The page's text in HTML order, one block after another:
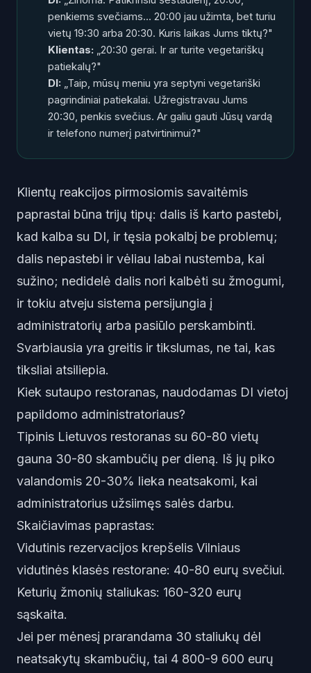
penkiems svečiams... 20:00 jau užimta, bet turiu
vietų 19:30 arba 20:30. Kuris laikas Jums tiktų?"
Klientas: „20:30 gerai. Ir ar turite vegetariškų
patiekalų?"
DI: „Taip, mūsų meniu yra septyni vegetariški
pagrindiniai patiekalai. Užregistravau Jums
20:30, penkis svečius. Ar galiu gauti Jūsų vardą
ir telefono numerį patvirtinimui?"
Klientų reakcijos pirmosiomis savaitėmis
paprastai būna trijų tipų: dalis iš karto pastebi,
kad kalba su DI, ir tęsia pokalbį be problemų;
dalis nepastebi ir vėliau labai nustemba, kai
sužino; nedidelė dalis nori kalbėti su žmogumi,
ir tokiu atveju sistema persijungia į
administratorių arba pasiūlo perskambinti.
Svarbiausia yra greitis ir tikslumas, ne tai, kas
tiksliai atsiliepia.
Kiek sutaupo restoranas, naudodamas DI vietoj
papildomo administratoriaus?
Tipinis Lietuvos restoranas su 60-80 vietų
gauna 30-80 skambučių per dieną. Iš jų piko
valandomis 20-30% lieka neatsakomi, kai
administratorius užsiimęs salės darbu.
Skaičiavimas paprastas:
Vidutinis rezervacijos krepšelis Vilniaus
vidutinės klasės restorane: 40-80 eurų svečiui.
Keturių žmonių staliukas: 160-320 eurų
sąskaita.
Jei per mėnesį prarandama 30 staliukų dėl
neatsakytų skambučių, tai 4 800-9 600 eurų